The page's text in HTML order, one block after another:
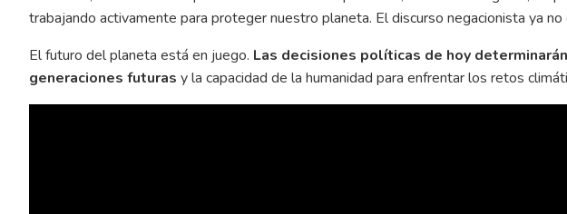
trabajando activamente para proteger nuestro planeta. El discurso negacionista ya no
El futuro del planeta está en juego. Las decisiones políticas de hoy
generaciones futuras y la capacidad de la humanidad para enfrentar los retos